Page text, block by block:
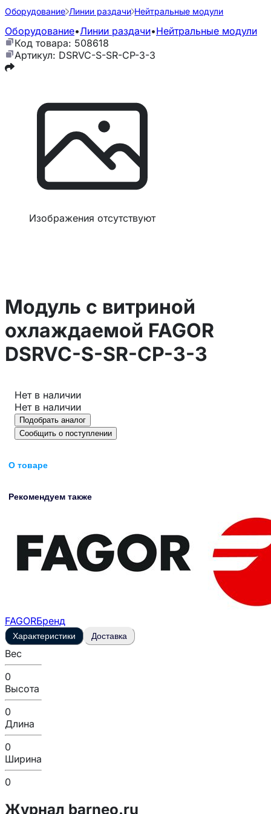
Оборудование Линии раздачи Нейтральные модули
Оборудование•Линии раздачи•Нейтральные модули
Код товара: 508618
Артикул: DSRVC-S-SR-CP-3-3
Изображения отсутствуют
Модуль с витриной
охлаждаемой FAGOR
DSRVC-S-SR-CP-3-3
Нет в наличии
Нет в наличии
Подобрать аналог
Сообщить о поступлении
О товаре
Рекомендуем также
FAGORБренд
Характеристики Доставка
Вес
0
Высота
0
Длина
0
Ширина
0
Журнал barneo.ru